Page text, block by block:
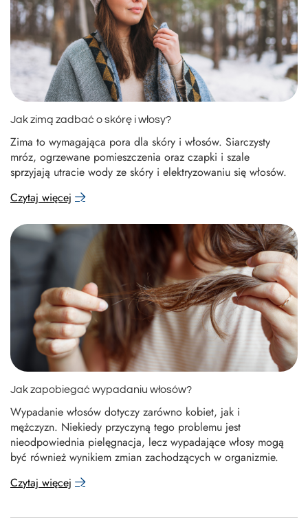
Jak zimą zadbać o skórę i włosy?
Zima to wymagająca pora dla skóry i włosów. Siarczysty
mróz, ogrzewane pomieszczenia oraz czapki i szale
sprzyjają utracie wody ze skóry i elektryzowaniu się włosów.
Czytaj więcej
Jak zapobiegać wypadaniu włosów?
Wypadanie włosów dotyczy zarówno kobiet, jak i
mężczyzn. Niekiedy przyczyną tego problemu jest
nieodpowiednia pielęgnacja, lecz wypadające włosy mogą
być również wynikiem zmian zachodzących w organizmie.
Czytaj więcej